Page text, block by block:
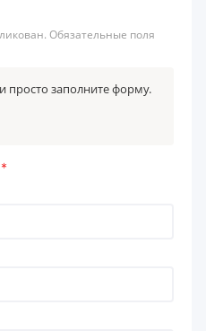
Обязательные поля
просто заполните форму.
*